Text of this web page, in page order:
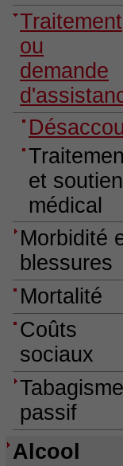
Traitement
ou
demande
et soutien
médical
Morbidité
blessures
Mortalité
Coûts
sociaux
Tabagisme
passif
Alcool